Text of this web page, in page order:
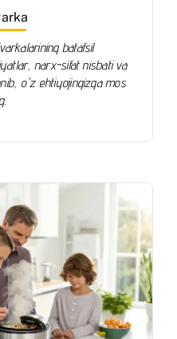
batafsil
narx-sifat nisbati va
o'z ehtiyojingizga mos